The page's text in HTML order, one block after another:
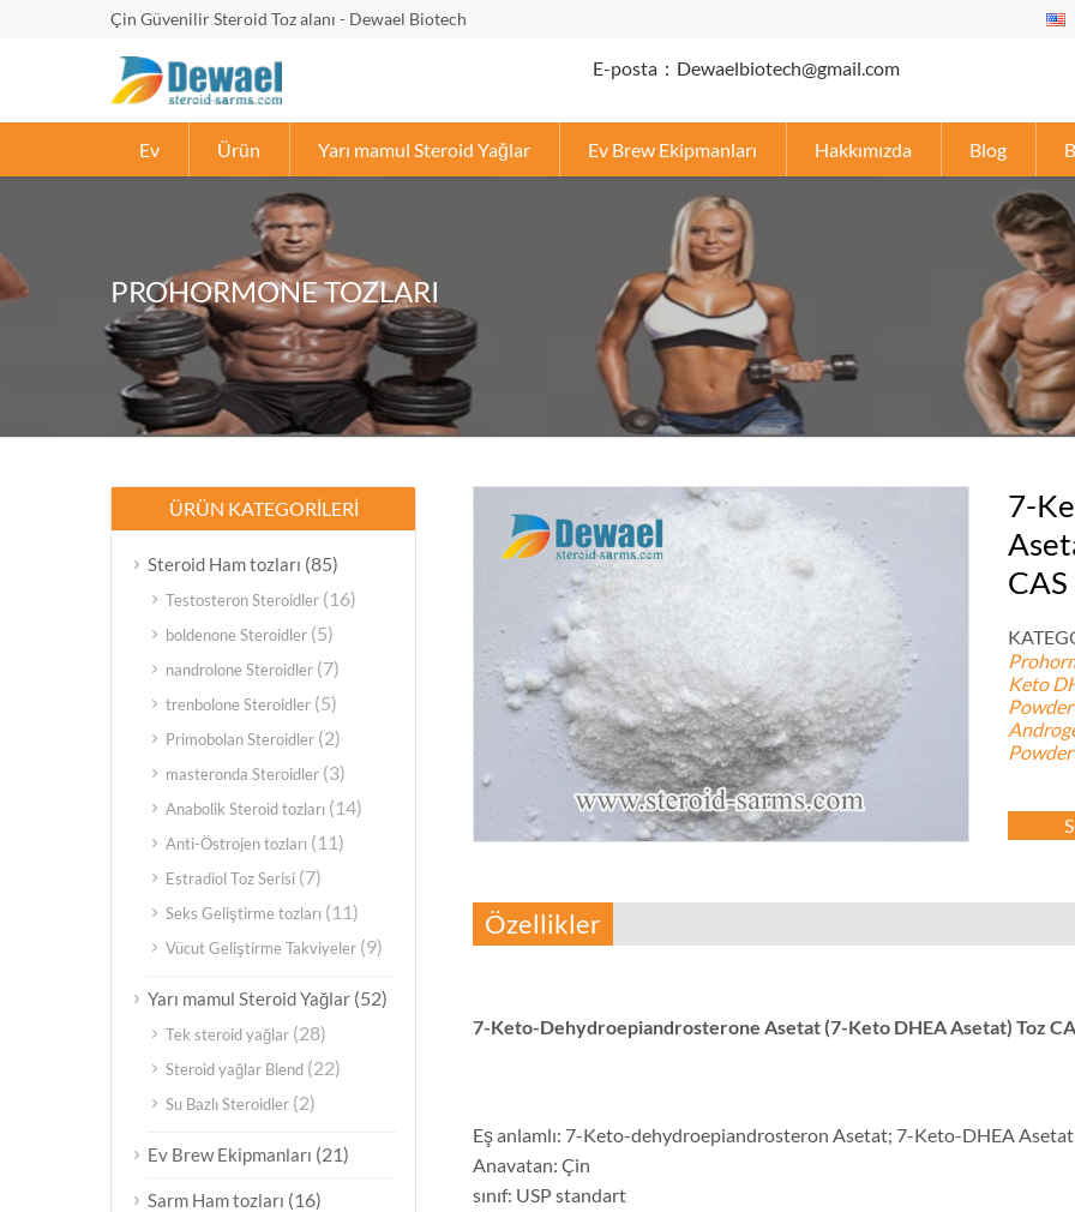
Çin Güvenilir Steroid Toz alanı - Dewael Biotech
E-posta：Dewaelbiotech@gmail.com
Ev Ürün Yarı mamul Steroid Yağlar Ev Brew Ekipmanları Hakkımızda Blog
PROHORMONE TOZLARI
7-
Keto
Powder
Özellikler
7-Keto-Dehydroepiandrosterone Asetat (7-Keto DHEA Asetat) Toz
Eş anlamlı: 7-Keto-dehydroepiandrosteron Asetat; 7-Keto-DHEA Asetat
Anavatan: Çin
sınıf: USP standart
ÜRÜN KATEGORILERI
Steroid Ham tozları (85)
Testosteron Steroidler (16)
boldenone Steroidler (5)
nandrolone Steroidler (7)
trenbolone Steroidler (5)
Primobolan Steroidler (2)
masteronda Steroidler (3)
Anabolik Steroid tozları (14)
Anti-Östrojen tozları (11)
Estradiol Toz Serisi (7)
Seks Geliştirme tozları (11)
Vücut Geliştirme Takviyeler (9)
Yarı mamul Steroid Yağlar (52)
Tek steroid yağlar (28)
Steroid yağlar Blend (22)
Su Bazlı Steroidler (2)
Ev Brew Ekipmanları (21)
Sarm Ham tozları (16)